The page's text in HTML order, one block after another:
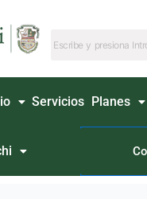
Servicios Planes